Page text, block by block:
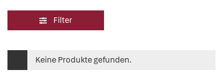
Filter
Keine Produkte gefunden.